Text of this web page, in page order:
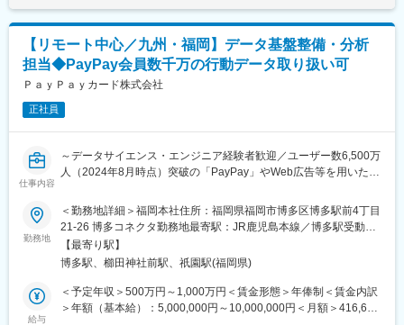
性、データの整合性や正確性を評価し、改善点を提案します。
■業務の魅力：
企業の成長に寄与し、地域経済の発展に貢献できるやりがいのあ
る業務です！
■ワークライフバランス：
・残業は月12.1時間程度、社宅や独身寮も完備されており、働き
■研修体制：
階層別・キャリアデザイン・業務別研修や自己啓発支援制度とし
て、能力開発ポイント制度など研修制度が充実しており、スキル
す◎通信講座や資格取得支援もあり、資格取得者には褒賞金が支
給されるため、自己成長を目指しやすい環境です◎
【リモート中心／九州・福岡】データ基盤整備・分析
担当◆PayPay会員数千万の行動データ取り扱い可
ＰａｙＰａｙカード株式会社
正社員
仕事内容
～データサイエンス・エンジニア経験者歓迎／ユーザー数6,500万
人（2024年8月時点）突破の「PayPay」やWeb広告等を用いた分
当社では、PayPayミニアプリ上のクレジットというQR決済・
PayPayカードの会員獲得、利用促進の2つの領域でのプロモーシ
ョン展開を含むマーケティング活動を全般的に実施しています。
今回の配属想定となるデータ分析グループはマーケティング業務
において行動データの計測・分析のほか、SQL言語を使ったデー
タ抽出から考察、企画の対象者設計や運用を含めた業務を担当し
ています。
勤務地
＜勤務地詳細＞福岡本社住所：福岡県福岡市博多区博多駅前4丁目
21-26 博多コネクタ勤務地最寄駅：JR鹿児島本線／博多駅受動喫
煙対策：屋内喫煙可能場所あり変更の範囲：会社の定める事業所
（リモートワーク含む）
【最寄り駅】
博多駅、櫛田神社前駅、祇園駅(福岡県)
給与
＜予定年収＞500万円～1,000万円＜賃金形態＞年俸制＜賃金内訳
＞年額（基本給）：5,000,000円～10,000,000円＜月額＞416,666